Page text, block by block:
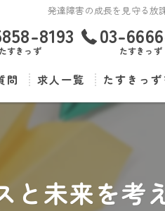
発達障害の成長を見守る放
8193
たすきっず
03-
たすきっず
問 求人一覧 たすきっず
児童指導員
正社員
未来を考